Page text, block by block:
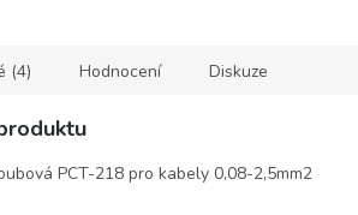
(4) Hodnocení Diskuze
PCT-218 pro kabely 0,08-2,5mm2